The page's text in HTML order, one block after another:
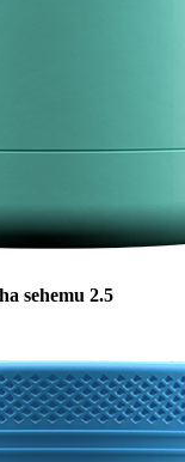
sehemu 2.5